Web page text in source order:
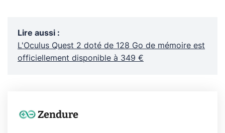
Lire aussi :
L'Oculus Quest 2 doté de 128 Go de mémoire est
officiellement disponible à 349 €
Zendure